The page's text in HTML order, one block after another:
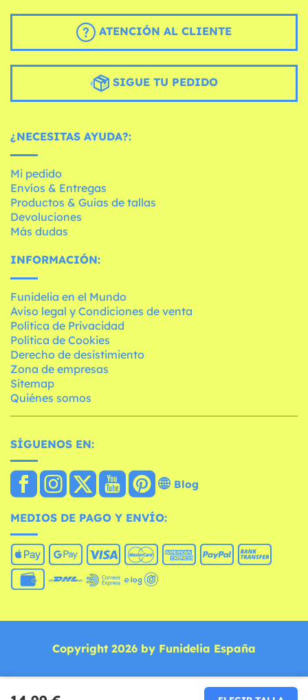
ATENCIÓN AL CLIENTE
SIGUE TU PEDIDO
¿NECESITAS AYUDA?:
Mi pedido
Envíos & Entregas
Productos & Guías de tallas
Devoluciones
Más dudas
INFORMACIÓN:
Funidelia en el Mundo
Aviso legal y Condiciones de venta
Política de Privacidad
Política de Cookies
Derecho de desistimiento
Zona de empresas
Sitemap
Quiénes somos
SÍGUENOS EN:
Blog
MEDIOS DE PAGO Y ENVÍO:
Copyright 2026 by Funidelia España